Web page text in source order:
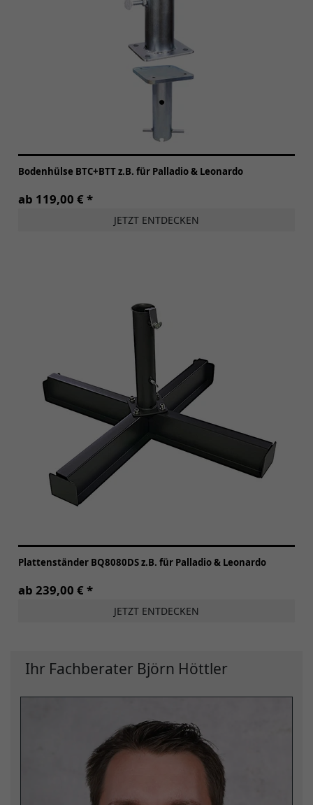
Bodenhülse BTC+BTT z.B. für Palladio & Leonardo
ab 119,00 € *
JETZT ENTDECKEN
Plattenständer BQ8080DS z.B. für Palladio & Leonardo
ab 239,00 € *
JETZT ENTDECKEN
Ihr Fachberater Björn Höttler